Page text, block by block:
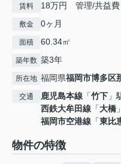
賃料 18万円 管理/共益費
敷金 0ヶ月
面積 60.34㎡
築年数 築3年
所在地 福岡県福岡市博多区
交通 鹿児島本線 「竹下 」
西鉄大牟田線 「大橋
福岡市空港線 「東比
物件の特徴